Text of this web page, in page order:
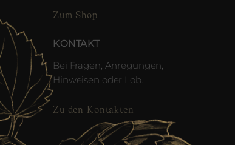
Zum Shop
KONTAKT
Bei Fragen, Anregungen,
Hinweisen oder Lob.
Zu den Kontakten